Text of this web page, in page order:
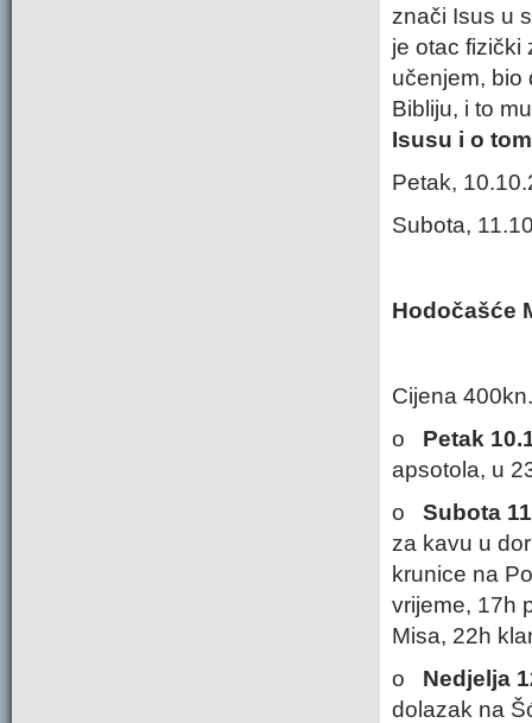
znači Isus u
je otac fizički
učenjem, bio
Bibliju, i to
Isusu i o
Petak,
Subota,
Hodočašće
Cijena
o Petak
apsotola, u
o Subota
za kavu u
krunice na
vrijeme, 17h
Misa, 22h
o Nedjelja
dolazak na